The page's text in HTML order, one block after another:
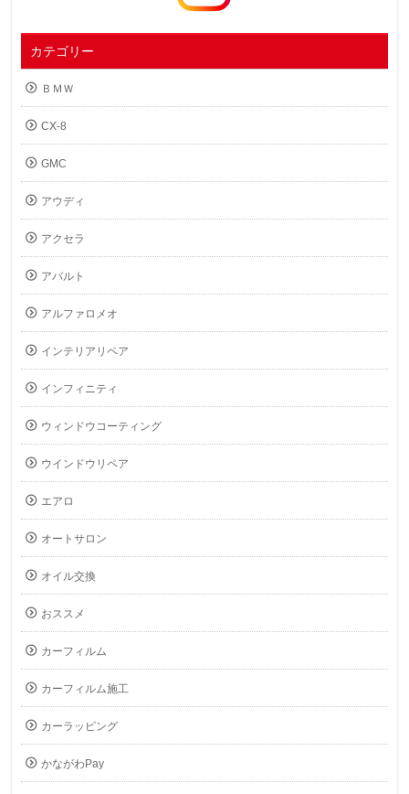
カテゴリー
ＢＭＷ
CX-8
GMC
アウディ
アクセラ
アバルト
アルファロメオ
インテリアリペア
インフィニティ
ウィンドウコーティング
ウインドウリペア
エアロ
オートサロン
オイル交換
おススメ
カーフィルム
カーフィルム施工
カーラッピング
かながわPay